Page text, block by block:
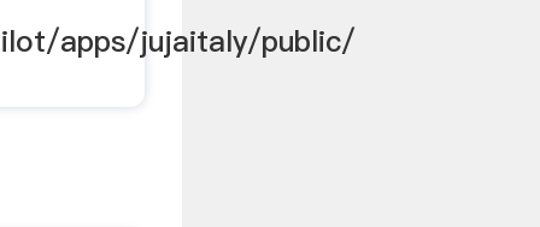
apps/jujaitaly/public/